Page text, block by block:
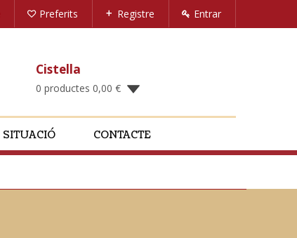
Preferits Registre Entrar
Cistella
0 productes 0,00 €
SITUACIÓ CONTACTE